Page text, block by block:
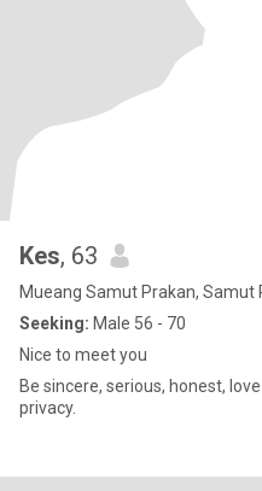
Kes, 63
Mueang Samut Prakan, Samut
Seeking: Male 56 - 70
Nice to meet you
Be sincere, serious, honest,
privacy.